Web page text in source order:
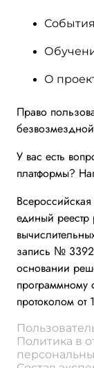
События
О
Право
У вас есть
платформы?
единый реестр
запись №
основании
программному
протоколом
Политика в